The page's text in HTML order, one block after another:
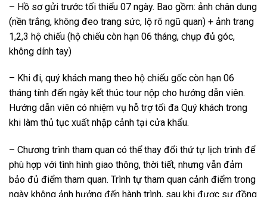
– Hồ sơ gửi trước tối thiểu 07 ngày. Bao gồm: ảnh chân dung
(nền trắng, không đeo trang sức, lộ rõ ngũ quan) + ảnh trang
1,2,3 hộ chiếu (hộ chiếu còn hạn 06 tháng, chụp đủ góc,
không dính tay)
– Khi đi, quý khách mang theo hộ chiếu gốc còn hạn 06
tháng tính đến ngày kết thúc tour nộp cho hướng dẫn viên.
Hướng dẫn viên có nhiệm vụ hỗ trợ tối đa Quý khách trong
khi làm thủ tục xuất nhập cảnh tại cửa khẩu.
– Chương trình tham quan có thể thay đổi thứ tự lịch trình để
phù hợp với tình hình giao thông, thời tiết, nhưng vẫn đảm
bảo đủ điểm tham quan. Trình tự tham quan cảnh điểm trong
ngày không ảnh hưởng đến hành trình, sau khi được sự đồng